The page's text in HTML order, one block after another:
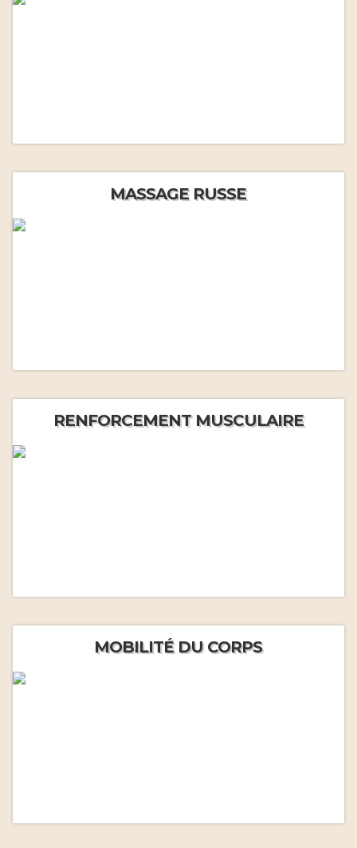
MASSAGE RUSSE
RENFORCEMENT MUSCULAIRE
MOBILITÉ DU CORPS